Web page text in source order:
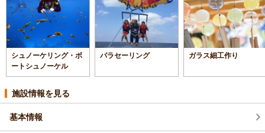
シュノーケリング・ボ
ートシュノーケル
パラセーリング ガラス細工作り
施設情報を見る
基本情報